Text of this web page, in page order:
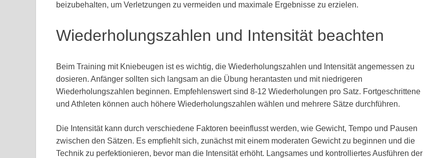
beizubehalten, um Verletzungen zu vermeiden und maximale Ergebnisse zu erzielen.
Wiederholungszahlen und Intensität beachten
Beim Training mit Kniebeugen ist es wichtig, die Wiederholungszahlen und Intensität angemessen zu
dosieren. Anfänger sollten sich langsam an die Übung herantasten und mit niedrigeren
Wiederholungszahlen beginnen. Empfehlenswert sind 8-12 Wiederholungen pro Satz. Fortgeschrittene
und Athleten können auch höhere Wiederholungszahlen wählen und mehrere Sätze durchführen.
Die Intensität kann durch verschiedene Faktoren beeinflusst werden, wie Gewicht, Tempo und Pausen
zwischen den Sätzen. Es empfiehlt sich, zunächst mit einem moderaten Gewicht zu beginnen und die
Technik zu perfektionieren, bevor man die Intensität erhöht. Langsames und kontrolliertes Ausführen der